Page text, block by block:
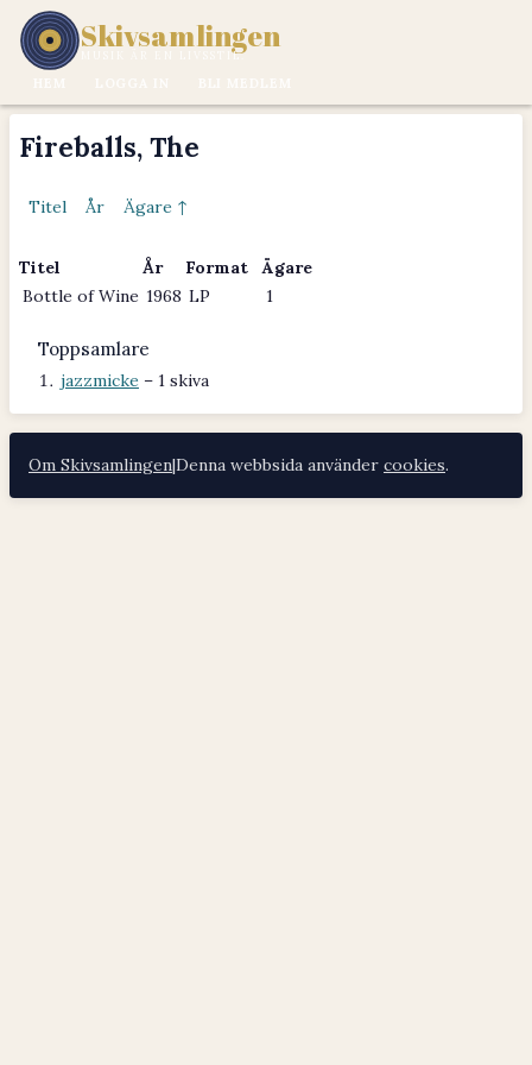
Skivsamlingen
MUSIK ÄR EN LIVSSTIL.
Fireballs, The
Titel År Ägare ↑
Titel År Format
Ägare
Bottle of Wine 1968 LP 1
Toppsamlare
jazzmicke – 1 skiva
Om Skivsamlingen|Denna webbsida använder cookies.